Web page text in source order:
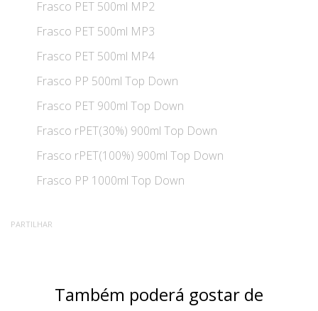
Frasco PET 500ml MP2
Frasco PET 500ml MP3
Frasco PET 500ml MP4
Frasco PP 500ml Top Down
Frasco PET 900ml Top Down
Frasco rPET(30%) 900ml Top Down
Frasco rPET(100%) 900ml Top Down
Frasco PP 1000ml Top Down
PARTILHAR
Também poderá gostar de